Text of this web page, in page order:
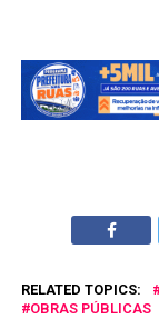
RELATED TOPICS:
OBRAS PÚBLICAS